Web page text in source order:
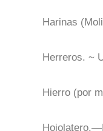
Harinas
Herreros. ~
Hierro (por